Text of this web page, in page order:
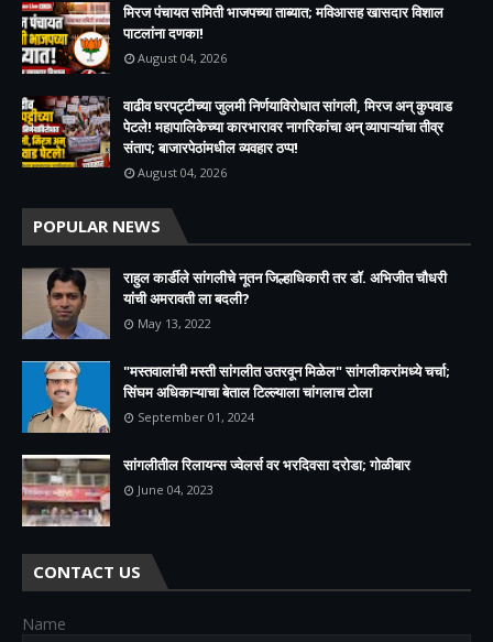
मिरज पंचायत समिती भाजपच्या ताब्यात; मविआसह खासदार विशाल
पाटलांना दणका!
August 04, 2026
वाढीव घरपट्टीच्या जुलमी निर्णयाविरोधात सांगली, मिरज अन् कुपवाड
पेटले! महापालिकेच्या कारभारावर नागरिकांचा अन् व्यापाऱ्यांचा तीव्र
संताप; बाजारपेठांमधील व्यवहार ठप्प!​
August 04, 2026
POPULAR NEWS
राहुल कार्डीले सांगलीचे नूतन जिल्हाधिकारी तर डॉ. अभिजीत चौधरी
यांची अमरावती ला बदली?
May 13, 2022
"मस्तवालांची मस्ती सांगलीत उतरवून मिळेल" सांगलीकरांमध्ये चर्चा;
सिंघम अधिकाऱ्याचा बेताल टिल्ल्याला चांगलाच टोला
September 01, 2024
सांगलीतील रिलायन्स ज्वेलर्स वर भरदिवसा दरोडा; गोळीबार
June 04, 2023
CONTACT US
Name